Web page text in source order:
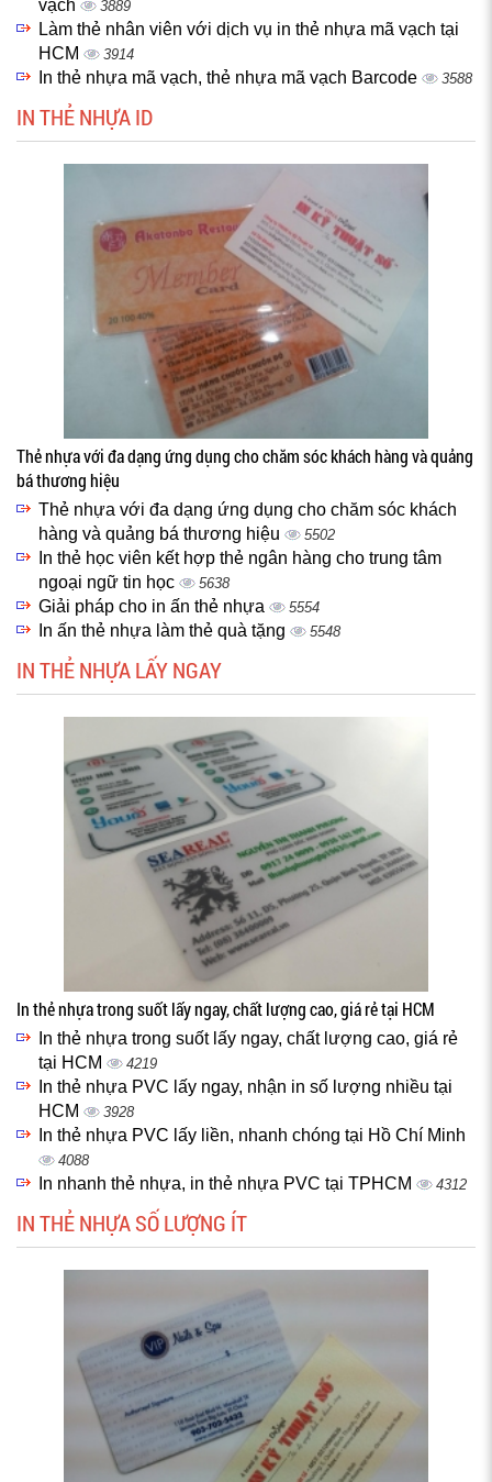
vạch
3889
Làm thẻ nhân viên với dịch vụ in thẻ nhựa mã vạch tại
HCM
3914
In thẻ nhựa mã vạch, thẻ nhựa mã vạch Barcode 3588
IN THẺ NHỰA ID
Thẻ nhựa với đa dạng ứng dụng cho chăm sóc khách hàng và quảng
bá thương hiệu
Thẻ nhựa với đa dạng ứng dụng cho chăm sóc khách
hàng và quảng bá thương hiệu
5502
In thẻ học viên kết hợp thẻ ngân hàng cho trung tâm
ngoại ngữ tin học
5638
Giải pháp cho in ấn thẻ nhựa 5554
In ấn thẻ nhựa làm thẻ quà tặng 5548
IN THẺ NHỰA LẤY NGAY
In thẻ nhựa trong suốt lấy ngay, chất lượng cao, giá rẻ tại HCM
In thẻ nhựa trong suốt lấy ngay, chất lượng cao, giá rẻ
tại HCM
4219
In thẻ nhựa PVC lấy ngay, nhận in số lượng nhiều tại
HCM
3928
In thẻ nhựa PVC lấy liền, nhanh chóng tại Hồ Chí Minh
4088
In nhanh thẻ nhựa, in thẻ nhựa PVC tại TPHCM 4312
IN THẺ NHỰA SỐ LƯỢNG ÍT